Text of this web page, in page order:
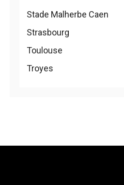
Stade Malherbe Caen
Strasbourg
Toulouse
Troyes